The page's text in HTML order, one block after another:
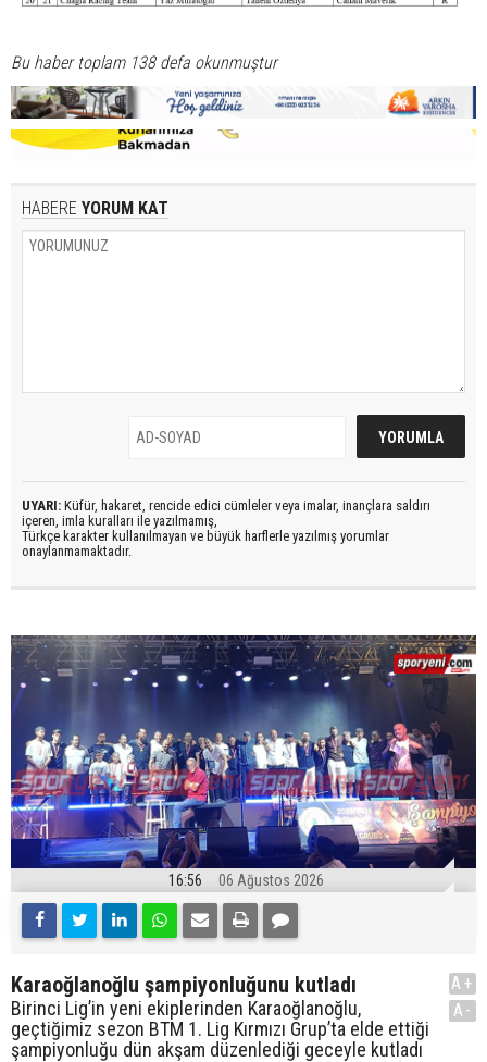
Bu haber toplam 138 defa okunmuştur
HABERE YORUM KAT
UYARI: Küfür, hakaret, rencide edici cümleler veya imalar, inançlara saldırı
içeren, imla kuralları ile yazılmamış,
Türkçe karakter kullanılmayan ve büyük harflerle yazılmış yorumlar
onaylanmamaktadır.
16:56 06 Ağustos 2026
Karaoğlanoğlu şampiyonluğunu kutladı
Birinci Lig’in yeni ekiplerinden Karaoğlanoğlu,
geçtiğimiz sezon BTM 1. Lig Kırmızı Grup’ta elde ettiği
şampiyonluğu dün akşam düzenlediği geceyle kutladı
A+
A-